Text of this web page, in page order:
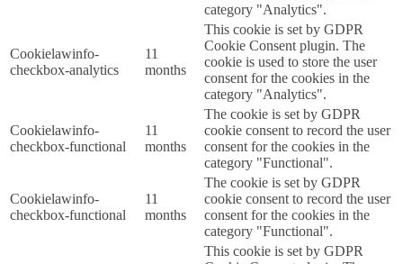
category "Analytics".
cookielawinfo-
checkbox-analytics
11
months
This cookie is set by GDPR
Cookie Consent plugin. The
cookie is used to store the user
consent for the cookies in the
category "Analytics".
cookielawinfo-
checkbox-functional
11
months
The cookie is set by GDPR
cookie consent to record the user
consent for the cookies in the
category "Functional".
cookielawinfo-
checkbox-functional
11
months
The cookie is set by GDPR
cookie consent to record the user
consent for the cookies in the
category "Functional".
This cookie is set by GDPR